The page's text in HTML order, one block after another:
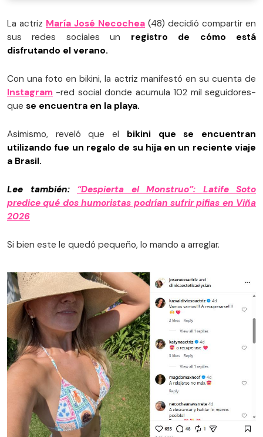
La actriz María José Necochea (48) decidió compartir en
sus redes sociales un registro de cómo está
disfrutando el verano.
Con una foto en bikini, la actriz manifestó en su cuenta de
Instagram -red social donde acumula 102 mil seguidores-
que se encuentra en la playa.
Asimismo, reveló que el bikini que se encuentran
utilizando fue un regalo de su hija en un reciente viaje
a Brasil.
Lee también: “Despierta el Monstruo”: Latife Soto
predice qué dos humoristas podrían sufrir pifias en Viña
2026
Si bien este le quedó pequeño, lo mando a arreglar.